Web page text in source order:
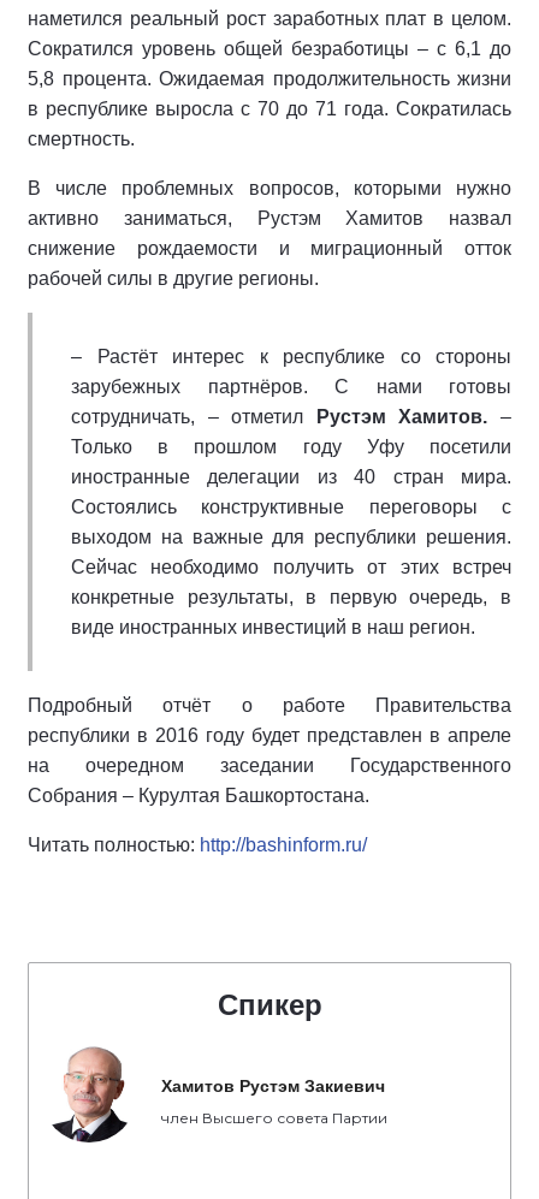
наметился реальный рост заработных плат в целом.
Сократился уровень общей безработицы – с 6,1 до
5,8 процента. Ожидаемая продолжительность жизни
в республике выросла с 70 до 71 года. Сократилась
смертность.
В числе проблемных вопросов, которыми нужно
активно заниматься, Рустэм Хамитов назвал
снижение рождаемости и миграционный отток
рабочей силы в другие регионы.
– Растёт интерес к республике со стороны
зарубежных партнёров. С нами готовы
сотрудничать, – отметил
Рустэм Хамитов.–
Только в прошлом году Уфу посетили
иностранные делегации из 40 стран мира.
Состоялись конструктивные переговоры с
выходом на важные для республики решения.
Сейчас необходимо получить от этих встреч
конкретные результаты, в первую очередь, в
виде иностранных инвестиций в наш регион.
Подробный отчёт о работе Правительства
республики в 2016 году будет представлен в апреле
на очередном заседании Государственного
Собрания – Курултая Башкортостана.
Читать полностью: http://bashinform.ru/
Спикер
Хамитов Рустэм Закиевич
член Высшего совета Партии